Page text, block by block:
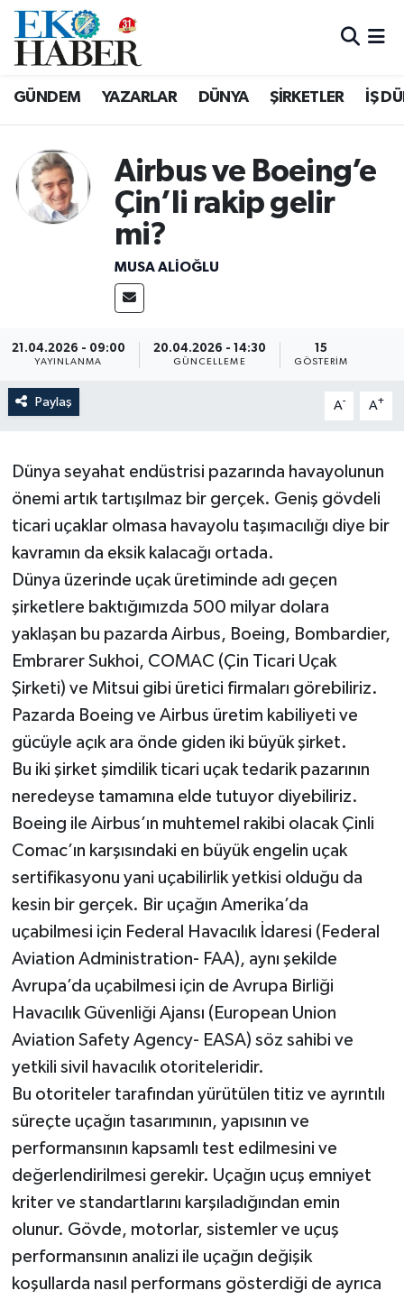
GÜNDEM YAZARLAR DÜNYA ŞİRKETLER İŞ
Airbus ve Boeing’e
Çin’li rakip gelir
mi?
MUSA ALIOĞLU
21.04.2026 - 09:00
YAYINLANMA
20.04.2026 - 14:30
GÜNCELLEME
15
GÖSTERIM
Paylaş A- A+
Dünya seyahat endüstrisi pazarında havayolunun
önemi artık tartışılmaz bir gerçek. Geniş gövdeli
ticari uçaklar olmasa havayolu taşımacılığı diye bir
kavramın da eksik kalacağı ortada.
Dünya üzerinde uçak üretiminde adı geçen
şirketlere baktığımızda 500 milyar dolara
yaklaşan bu pazarda Airbus, Boeing, Bombardier,
Embrarer Sukhoi, COMAC (Çin Ticari Uçak
Şirketi) ve Mitsui gibi üretici firmaları görebiliriz.
Pazarda Boeing ve Airbus üretim kabiliyeti ve
gücüyle açık ara önde giden iki büyük şirket.
Bu iki şirket şimdilik ticari uçak tedarik pazarının
neredeyse tamamına elde tutuyor diyebiliriz.
Boeing ile Airbus’ın muhtemel rakibi olacak Çinli
Comac’ın karşısındaki en büyük engelin uçak
sertifikasyonu yani uçabilirlik yetkisi olduğu da
kesin bir gerçek. Bir uçağın Amerika’da
uçabilmesi için Federal Havacılık İdaresi (Federal
Aviation Administration- FAA), aynı şekilde
Avrupa’da uçabilmesi için de Avrupa Birliği
Havacılık Güvenliği Ajansı (European Union
Aviation Safety Agency- EASA) söz sahibi ve
yetkili sivil havacılık otoriteleridir.
Bu otoriteler tarafından yürütülen titiz ve ayrıntılı
süreçte uçağın tasarımının, yapısının ve
performansının kapsamlı test edilmesini ve
değerlendirilmesi gerekir. Uçağın uçuş emniyet
kriter ve standartlarını karşıladığından emin
olunur. Gövde, motorlar, sistemler ve uçuş
performansının analizi ile uçağın değişik
koşullarda nasıl performans gösterdiği de ayrıca
Hava Durumu
Süper Lig Puan Durumu ve Fikstür
Tüm Manşetler
Haber Arşivi